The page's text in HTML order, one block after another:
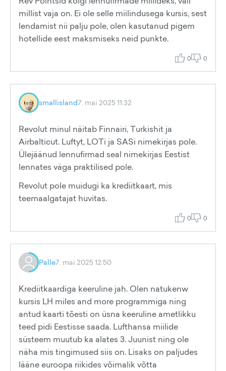
millist vaja on. Ei ole selle miilindusega kursis, sest
lendamist nii palju pole, olen kasutanud pigem
hotellide eest maksmiseks neid punkte.
0 0
smallisland7. mai 2025 11:32
Revolut minul näitab Finnairi, Turkishit ja
Airbalticut. Luftyt, LOTi ja SASi nimekirjas pole.
Ülejäänud lennufirmad seal nimekirjas Eestist
lennates väga praktilised pole.
Revolut pole muidugi ka krediitkaart, mis
teemaalgatajat huvitas.
0 0
Palle7. mai 2025 12:50
Krediitkaardiga keeruline jah. Olen natukenw
kursis LH miles and more programmiga ning
antud kaarti tõesti on üsna keeruline ametlikku
teed pidi Eestisse saada. Lufthansa miilide
süsteem muutub ka alates 3. Juunist ning ole
näha mis tingimused siis on. Lisaks on paljudes
lääne euroopa riikides võimalik võtta